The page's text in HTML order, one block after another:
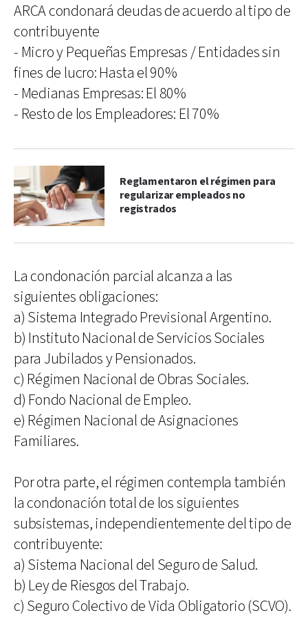
ARCA condonará deudas de acuerdo al tipo de
contribuyente
- Micro y Pequeñas Empresas / Entidades sin
fines de lucro: Hasta el 90%
- Medianas Empresas: El 80%
- Resto de los Empleadores: El 70%
Reglamentaron el régimen para
regularizar empleados no
registrados
La condonación parcial alcanza a las
siguientes obligaciones:
a) Sistema Integrado Previsional Argentino.
b) Instituto Nacional de Servicios Sociales
para Jubilados y Pensionados.
c) Régimen Nacional de Obras Sociales.
d) Fondo Nacional de Empleo.
e) Régimen Nacional de Asignaciones
Familiares.
Por otra parte, el régimen contempla también
la condonación total de los siguientes
subsistemas, independientemente del tipo de
contribuyente:
a) Sistema Nacional del Seguro de Salud.
b) Ley de Riesgos del Trabajo.
c) Seguro Colectivo de Vida Obligatorio (SCVO).